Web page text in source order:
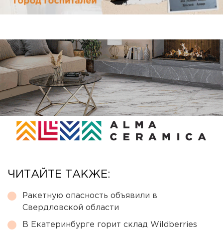
ЧИТАЙТЕ ТАКЖЕ:
Ракетную опасность объявили в
Свердловской области
В Екатеринбурге горит склад Wildberries